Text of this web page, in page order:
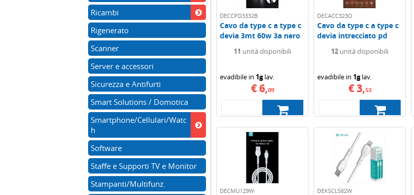
DECCPD3332B
Cavo da type c a type c
devia 3mt 60w 3a nero
11 unità disponibili
evadibile in 1glav.
€ 6,09
DECACC323O
Cavo da type c a type c
devia intrecciato pd
12 unità disponibili
evadibile in 1glav.
€ 3,53
DECMU129W DEKSCL582W
Ricambi
Rigenerato
Scanner
Server e accessori
Sicurezza e Antifurti
Smart Solutions / Domotica
Smartphone/Cellulari/Watc
h
Software
Staffe e Supporti TV e Monitor
Stampanti/Multifunz.